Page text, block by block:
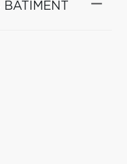
BÂTIMENT